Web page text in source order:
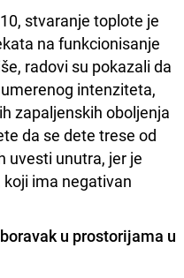
stvaranje toplote je
na funkcionisanje
radovi su pokazali da
intenziteta,
zapaljenskih oboljenja
da se dete trese od
uvesti unutra, jer je
ima negativan
u prostorijama u